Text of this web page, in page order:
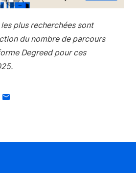
plus recherchées sont
du nombre de parcours
Degreed pour ces